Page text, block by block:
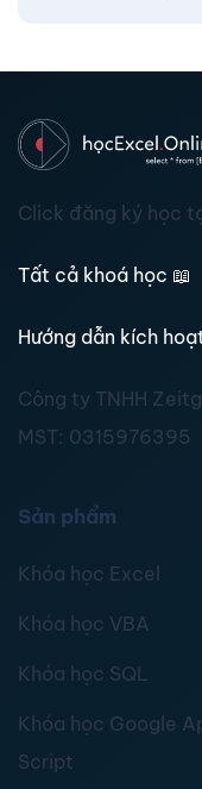
Click đăng ký học
Tất cả khoá học 📖
Hướng dẫn kích
Công ty TNHH
MST: 0315976395
Sản phẩm
Khóa học Excel
Khóa học VBA
Khóa học SQL
Khóa học Google
Script